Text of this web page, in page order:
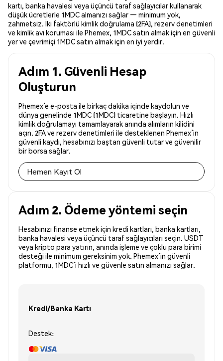
kartı, banka havalesi veya üçüncü taraf sağlayıcılar kullanarak
düşük ücretlerle 1MDC almanızı sağlar — minimum yok,
zahmetsiz. İki faktörlü kimlik doğrulama (2FA), rezerv denetimleri
ve kimlik avı koruması ile Phemex, 1MDC satın almak için en güvenli
yer ve çevrimiçi 1MDC satın almak için en iyi yerdir.
Adım 1. Güvenli Hesap
Oluşturun
Phemex’e e-posta ile birkaç dakika içinde kaydolun ve
dünya genelinde 1MDC (1MDC) ticaretine başlayın. Hızlı
kimlik doğrulamayı tamamlayarak anında alımların kilidini
açın. 2FA ve rezerv denetimleri ile desteklenen Phemex’in
güvenli kaydı, hesabınızı baştan güvenli tutar ve güvenilir
bir borsa sağlar.
Hemen Kayıt Ol
Adım 2. Ödeme yöntemi seçin
Hesabınızı finanse etmek için kredi kartları, banka kartları,
banka havalesi veya üçüncü taraf sağlayıcıları seçin. USDT
veya kripto para yatırın, anında işleme ve çoklu para birimi
desteği ile minimum gereksinim yok. Phemex’in güvenli
platformu, 1MDC’i hızlı ve güvenle satın almanızı sağlar.
Kredi/Banka Kartı
Destek: